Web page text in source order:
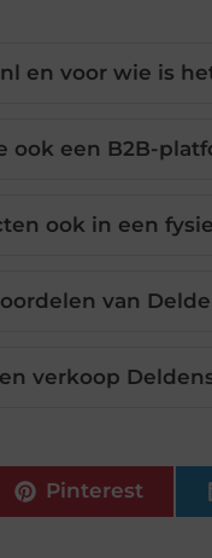
en voor wie is
ook een B2B-
ook in een
van
verkoop
Pinterest